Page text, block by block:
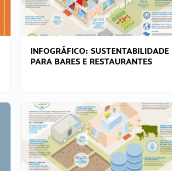
INFOGRÁFICO: SUSTENTABILIDADE
PARA BARES E RESTAURANTES